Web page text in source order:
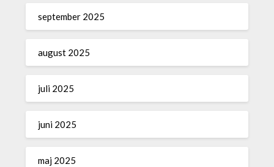
september 2025
august 2025
juli 2025
juni 2025
maj 2025